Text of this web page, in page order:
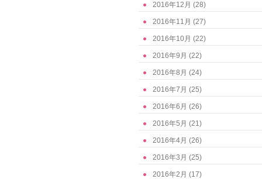
2016年12月 (28)
2016年11月 (27)
2016年10月 (22)
2016年9月 (22)
2016年8月 (24)
2016年7月 (25)
2016年6月 (26)
2016年5月 (21)
2016年4月 (26)
2016年3月 (25)
2016年2月 (17)